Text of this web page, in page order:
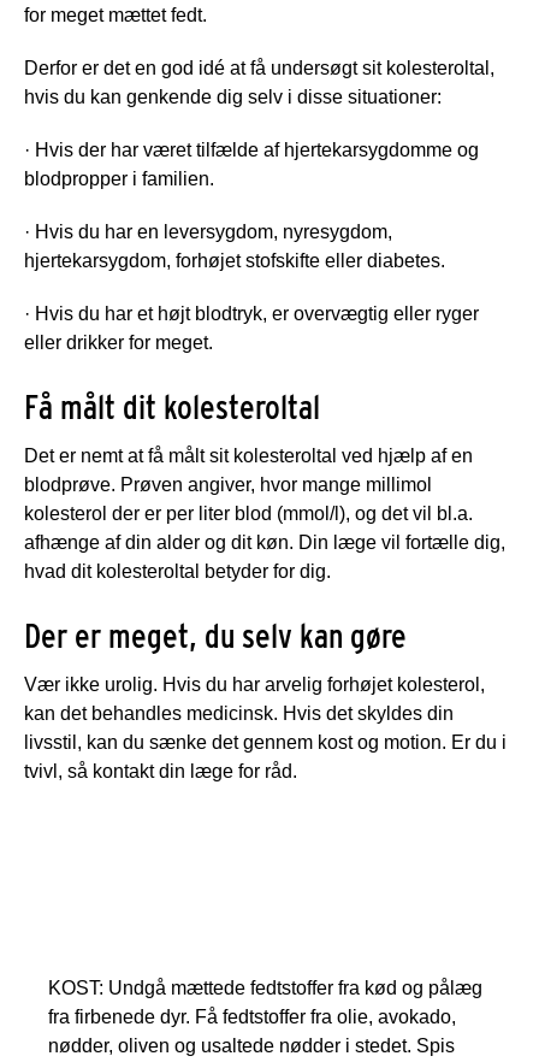
for meget mættet fedt.
Derfor er det en god idé at få undersøgt sit kolesteroltal,
hvis du kan genkende dig selv i disse situationer:
· Hvis der har været tilfælde af hjertekarsygdomme og
blodpropper i familien.
· Hvis du har en leversygdom, nyresygdom,
hjertekarsygdom, forhøjet stofskifte eller diabetes.
· Hvis du har et højt blodtryk, er overvægtig eller ryger
eller drikker for meget.
Få målt dit kolesteroltal
Det er nemt at få målt sit kolesteroltal ved hjælp af en
blodprøve. Prøven angiver, hvor mange millimol
kolesterol der er per liter blod (mmol/l), og det vil bl.a.
afhænge af din alder og dit køn. Din læge vil fortælle dig,
hvad dit kolesteroltal betyder for dig.
Der er meget, du selv kan gøre
Vær ikke urolig. Hvis du har arvelig forhøjet kolesterol,
kan det behandles medicinsk. Hvis det skyldes din
livsstil, kan du sænke det gennem kost og motion. Er du i
tvivl, så kontakt din læge for råd.
KOST: Undgå mættede fedtstoffer fra kød og pålæg
fra firbenede dyr. Få fedtstoffer fra olie, avokado,
nødder, oliven og usaltede nødder i stedet. Spis